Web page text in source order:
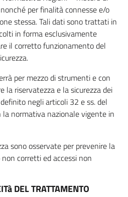
per finalità connesse e/o
stessa. Tali dati sono trattati in
in forma esclusivamente
il corretto funzionamento del
per mezzo di strumenti e con
la riservatezza e la sicurezza dei
negli articoli 32 e ss. del
la normativa nazionale vigente in
sono osservate per prevenire la
corretti ed accessi non
DEL TRATTAMENTO